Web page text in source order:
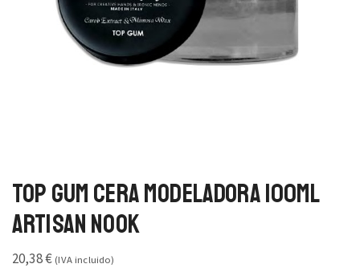
Top Gum Cera Modeladora 100ml
Artisan Nook
20,38€ (IVA incluido)